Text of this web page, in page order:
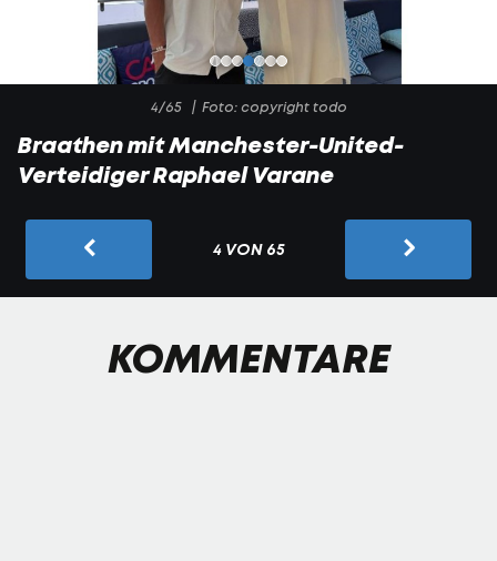
4/65 Foto: copyright todo
Braathen mit Manchester-United-
Verteidiger Raphael Varane
4 VON 65
KOMMENTARE